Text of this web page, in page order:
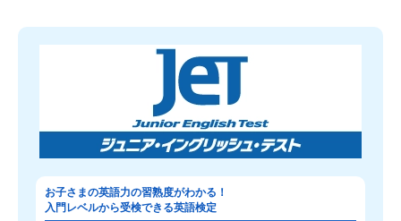
お子さまの英語力の習熟度がわかる！
入門レベルから受検できる英語検定